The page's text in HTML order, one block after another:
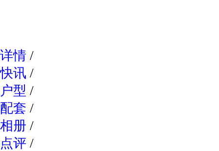
详情 /
快讯 /
户型 /
配套 /
相册 /
点评 /